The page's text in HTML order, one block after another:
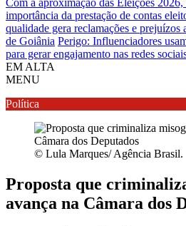
Com a aproximação das Eleições 2026,
importância da prestação de contas
qualidade gera reclamações e prejuízos
de Goiânia Perigo: Influenciadores
para gerar engajamento nas redes
EM ALTA
MENU
Política
© Lula Marques/ Agência Brasil.
Proposta que
avança na Câmara dos